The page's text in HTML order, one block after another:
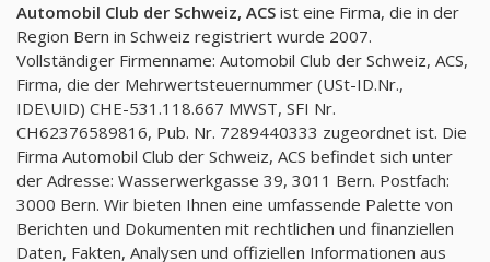
Automobil Club der Schweiz, ACS ist eine Firma, die in der
Region Bern in Schweiz registriert wurde 2007.
Vollständiger Firmenname: Automobil Club der Schweiz, ACS,
Firma, die der Mehrwertsteuernummer (USt-ID.Nr.,
IDE\UID) CHE-531.118.667 MWST, SFI Nr.
CH62376589816, Pub. Nr. 7289440333 zugeordnet ist. Die
Firma Automobil Club der Schweiz, ACS befindet sich unter
der Adresse: Wasserwerkgasse 39, 3011 Bern. Postfach:
3000 Bern. Wir bieten Ihnen eine umfassende Palette von
Berichten und Dokumenten mit rechtlichen und finanziellen
Daten, Fakten, Analysen und offiziellen Informationen aus